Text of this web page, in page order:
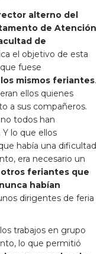
alterno del
de Atención
de
el objetivo de esta
fuese
mismos feriantes.
ellos quienes
a sus compañeros.
todos han
lo que ellos
había una dificultad
era necesario un
otros feriantes que
habían
dirigentes de feria
trabajos en grupo
lo que permitió